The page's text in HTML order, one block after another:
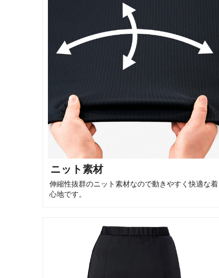
ニット素材
伸縮性抜群のニット素材なので動きやすく快適な着
心地です。